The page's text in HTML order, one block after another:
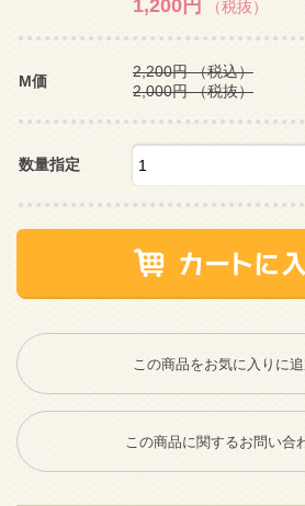
1,200円 （税抜）
M価
2,200円 （税込）
2,000円 （税抜）
数量指定
この商品をお気に入りに
この商品に関するお問い合